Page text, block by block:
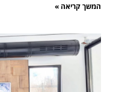
המשך קריאה »